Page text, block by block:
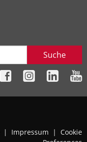
Suche
| Impressum | Cookie